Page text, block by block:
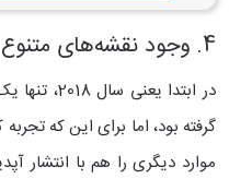
4. وجود نقشه‌های متنوع
در ابتدا
گرفته بود، اما برای این که
موارد دیگری را هم با انتشار